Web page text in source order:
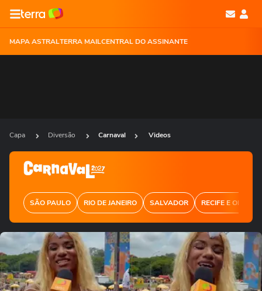
MAPA ASTRALTERRA MAILCENTRAL DO ASSINANTE
Capa Diversão Carnaval Videos
SÃO PAULO RIO DE JANEIRO SALVADOR RECIFE E OLINDA
Ops!
Não foi possível reproduzir o vídeo